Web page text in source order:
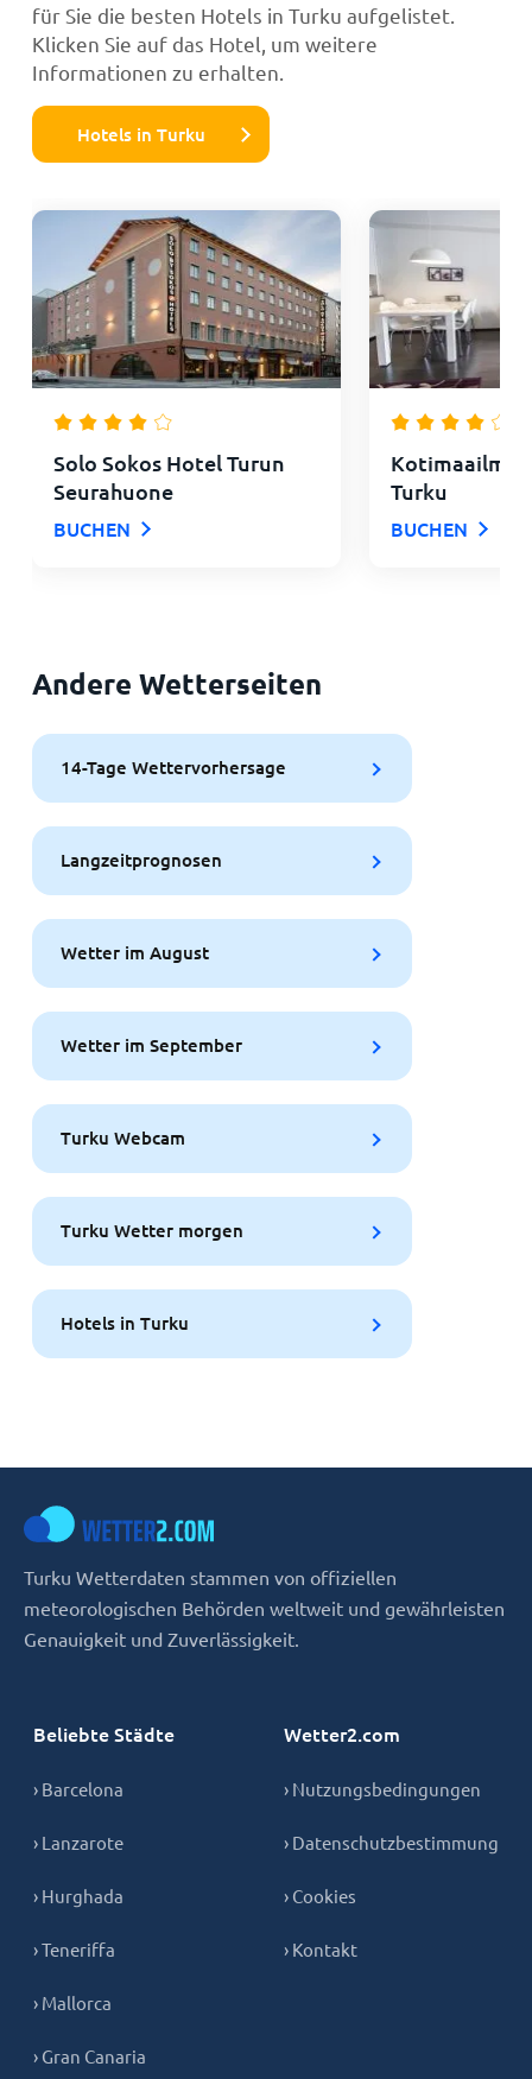
für Sie die besten Hotels in Turku aufgelistet.
Klicken Sie auf das Hotel, um weitere
Informationen zu erhalten.
Hotels in Turku
Solo Sokos Hotel Turun
Seurahuone
BUCHEN
Kotimaailma
Turku
BUCHEN
Andere Wetterseiten
14-Tage Wettervorhersage
Langzeitprognosen
Wetter im August
Wetter im September
Turku Webcam
Turku Wetter morgen
Hotels in Turku
Turku Wetterdaten stammen von offiziellen
meteorologischen Behörden weltweit und gewährleisten
Genauigkeit und Zuverlässigkeit.
Beliebte Städte
› Barcelona
› Lanzarote
› Hurghada
› Teneriffa
› Mallorca
› Gran Canaria
Wetter2.com
› Nutzungsbedingungen
› Datenschutzbestimmung
› Cookies
› Kontakt